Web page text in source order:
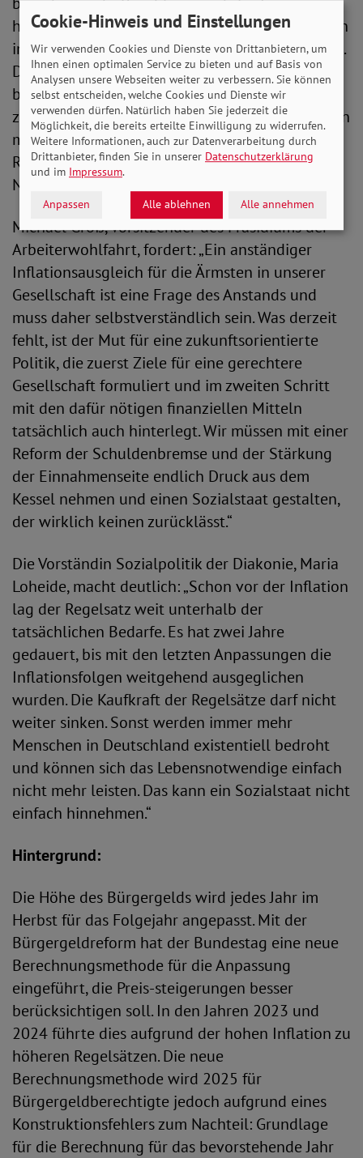
höheren Mindestlohn und beim Bürgergeld auch
in Zukunft mindestens einen Inflationsausgleich.
Denn das Preisniveau bleibt hoch und damit
bleibt das Leben teuer. Auch wenn die Preise
zuletzt weniger stark gestiegen sind, kommt man
mit einem kleinen Einkommen kaum über die
Runden. Es ist ungerecht, Menschen das soziale
Netz Bürgergeld wegzureißen.“
Michael Groß, Vorsitzender des Präsidiums der
Arbeiterwohlfahrt, fordert: „Ein anständiger
Inflationsausgleich für die Ärmsten in unserer
Gesellschaft ist eine Frage des Anstands und
muss daher selbstverständlich sein. Was derzeit
fehlt, ist der Mut für eine zukunftsorientierte
Politik, die zuerst Ziele für eine gerechtere
Gesellschaft formuliert und im zweiten Schritt
mit den dafür nötigen finanziellen Mitteln
tatsächlich auch hinterlegt. Wir müssen mit einer
Reform der Schuldenbremse und der Stärkung
der Einnahmenseite endlich Druck aus dem
Kessel nehmen und einen Sozialstaat gestalten,
der wirklich keinen zurücklässt.“
Die Vorständin Sozialpolitik der Diakonie, Maria
Loheide, macht deutlich: „Schon vor der Inflation
lag der Regelsatz weit unterhalb der
tatsächlichen Bedarfe. Es hat zwei Jahre
gedauert, bis mit den letzten Anpassungen die
Inflationsfolgen weitgehend ausgeglichen
wurden. Die Kaufkraft der Regelsätze darf nicht
weiter sinken. Sonst werden immer mehr
Menschen in Deutschland existentiell bedroht
und können sich das Lebensnotwendige einfach
nicht mehr leisten. Das kann ein Sozialstaat nicht
einfach hinnehmen.“
Hintergrund:
Die Höhe des Bürgergelds wird jedes Jahr im
Herbst für das Folgejahr angepasst. Mit der
Bürgergeldreform hat der Bundestag eine neue
Berechnungsmethode für die Anpassung
eingeführt, die Preis-steigerungen besser
berücksichtigen soll. In den Jahren 2023 und
2024 führte dies aufgrund der hohen Inflation zu
höheren Regelsätzen. Die neue
Berechnungsmethode wird 2025 für
Bürgergeldberechtigte jedoch aufgrund eines
Konstruktionsfehlers zum Nachteil: Grundlage
für die Berechnung für das bevorstehende Jahr
Cookie-Hinweis und Einstellungen
Wir verwenden Cookies und Dienste von Drittanbietern, um
Ihnen einen optimalen Service zu bieten und auf Basis von
Analysen unsere Webseiten weiter zu verbessern. Sie können
selbst entscheiden, welche Cookies und Dienste wir
verwenden dürfen. Natürlich haben Sie jederzeit die
Möglichkeit, die bereits erteilte Einwilligung zu widerrufen.
Weitere Informationen, auch zur Datenverarbeitung durch
Drittanbieter, finden Sie in unserer Datenschutzerklärung
und im Impressum.
Anpassen Alle ablehnen Alle annehmen